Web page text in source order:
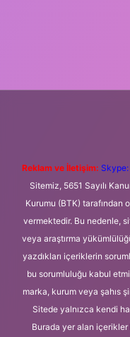
Reklam ve İletişim:
Sitemiz, 5651 Sayılı
Kurumu (BTK) tarafından
vermektedir. Bu nedenle,
veya araştırma
yazdıkları içeriklerin
bu sorumluluğu kabul
marka, kurum veya şahıs
Sitede yalnızca kendi
Burada yer alan